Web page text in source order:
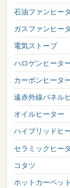
石油ファンヒー
ガスファンヒー
電気ストーブ
ハロゲンヒータ
カーボンヒータ
遠赤外線パネル
オイルヒーター
ハイブリッドヒ
セラミックヒー
コタツ
ホットカーペット